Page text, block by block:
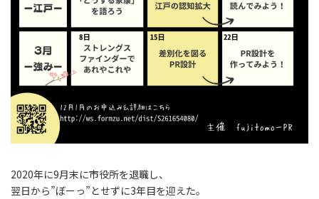
2020年に9月末に市役所を退職し、
翌日から”ぼーっ”とせずに3年目を迎えた。